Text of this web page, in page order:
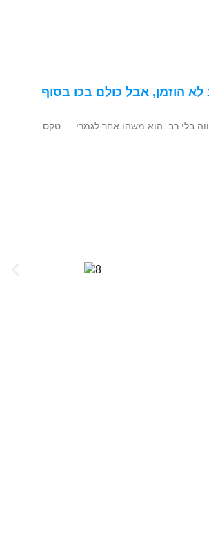
הוזמן, אבל כולם בכו בסוף
בלי רב. הוא משהו אחר לגמרי — טקס